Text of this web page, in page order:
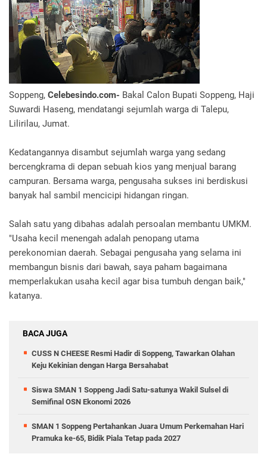
Soppeng, Celebesindo.com- Bakal Calon Bupati Soppeng, Haji
Suwardi Haseng, mendatangi sejumlah warga di Talepu,
Lilirilau, Jumat.
Kedatangannya disambut sejumlah warga yang sedang
bercengkrama di depan sebuah kios yang menjual barang
campuran. Bersama warga, pengusaha sukses ini berdiskusi
banyak hal sambil mencicipi hidangan ringan.
Salah satu yang dibahas adalah persoalan membantu UMKM.
"Usaha kecil menengah adalah penopang utama
perekonomian daerah. Sebagai pengusaha yang selama ini
membangun bisnis dari bawah, saya paham bagaimana
memperlakukan usaha kecil agar bisa tumbuh dengan baik,"
katanya.
BACA JUGA
CUSS N CHEESE Resmi Hadir di Soppeng, Tawarkan Olahan
Keju Kekinian dengan Harga Bersahabat
Siswa SMAN 1 Soppeng Jadi Satu-satunya Wakil Sulsel di
Semifinal OSN Ekonomi 2026
SMAN 1 Soppeng Pertahankan Juara Umum Perkemahan Hari
Pramuka ke-65, Bidik Piala Tetap pada 2027